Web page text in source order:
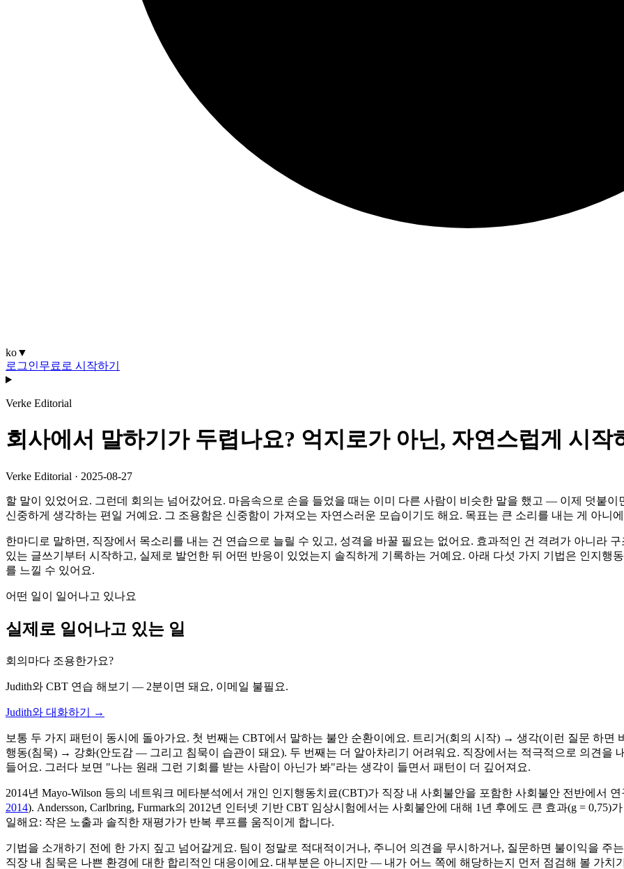
ko▼
로그인무료로 시작하기
Verke Editorial
회사에서 말하기가 두렵나요? 억지로가 아닌, 자연스럽게 시작
Verke Editorial · 2025-08-27
할 말이 있었어요. 그런데 회의는 넘어갔어요. 마음속으로 손을 들었을 때는 이미 다른 사람이 비슷한 말을 했고 — 이제 덧붙
신중하게 생각하는 편일 거예요. 그 조용함은 신중함이 가져오는 자연스러운 모습이기도 해요. 목표는 큰 소리를 내는 게 아니
한마디로 말하면, 직장에서 목소리를 내는 건 연습으로 늘릴 수 있고, 성격을 바꿀 필요는 없어요. 효과적인 건 격려가 아니라
있는 글쓰기부터 시작하고, 실제로 발언한 뒤 어떤 반응이 있었는지 솔직하게 기록하는 거예요. 아래 다섯 가지 기법은 인지행
를 느낄 수 있어요.
어떤 일이 일어나고 있나요
실제로 일어나고 있는 일
회의마다 조용한가요?
Judith와 CBT 연습 해보기 — 2분이면 돼요, 이메일 불필요.
Judith와 대화하기 →
보통 두 가지 패턴이 동시에 돌아가요. 첫 번째는 CBT에서 말하는 불안 순환이에요. 트리거(회의 시작) → 생각(이런 질문 하
행동(침묵) → 강화(안도감 — 그리고 침묵이 습관이 돼요). 두 번째는 더 알아차리기 어려워요. 직장에서는 적극적으로 의견을
들어요. 그러다 보면 "나는 원래 그런 기회를 받는 사람이 아닌가 봐"라는 생각이 들면서 패턴이 더 깊어져요.
2014년 Mayo-Wilson 등의 네트워크 메타분석에서 개인 인지행동치료(CBT)가 직장 내 사회불안을 포함한 사회불안 전반에서
2014). Andersson, Carlbring, Furmark의 2012년 인터넷 기반 CBT 임상시험에서는 사회불안에 대해 1년 후에도 큰 효과(g = 0,75)
일해요: 작은 노출과 솔직한 재평가가 반복 루프를 움직이게 합니다.
기법을 소개하기 전에 한 가지 짚고 넘어갈게요. 팀이 정말로 적대적이거나, 주니어 의견을 무시하거나, 질문하면 불이익을 주
직장 내 침묵은 나쁜 환경에 대한 합리적인 대응이에요. 대부분은 아니지만 — 내가 어느 쪽에 해당하는지 먼저 점검해 볼 가치